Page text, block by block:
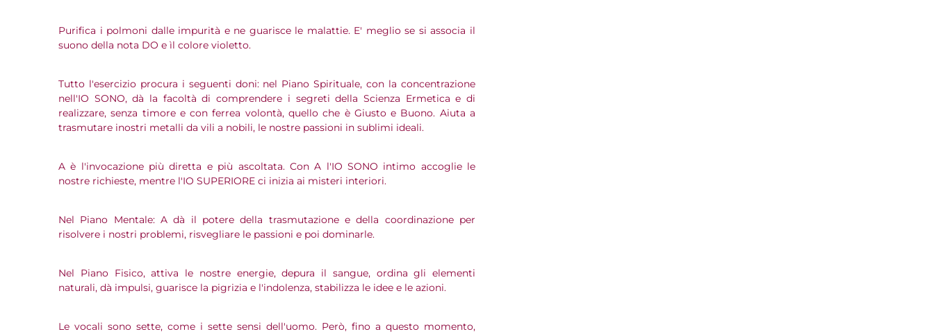
Purifica i polmoni dalle impurità e ne guarisce le malattie. E' meglio se si associa il
suono della nota DO e ìl colore violetto.
Tutto l'esercizio procura i seguenti doni: nel Piano Spirituale, con la concentrazione
nell'IO SONO, dà la facoltà di comprendere i segreti della Scienza Ermetica e di
realizzare, senza timore e con ferrea volontà, quello che è Giusto e Buono. Aiuta a
trasmutare inostri metalli da vili a nobili, le nostre passioni in sublimi ideali.
A è l'invocazione più diretta e più ascoltata. Con A l'IO SONO intimo accoglie le
nostre richieste, mentre l'IO SUPERIORE ci inizia ai misteri interiori.
Nel Piano Mentale: A dà il potere della trasmutazione e della coordinazione per
risolvere i nostri problemi, risvegliare le passioni e poi dominarle.
Nel Piano Fisico, attiva le nostre energie, depura il sangue, ordina gli elementi
naturali, dà impulsi, guarisce la pigrizia e l'indolenza, stabilizza le idee e le azioni.
Le vocali sono sette, come i sette sensi dell'uomo. Però, fino a questo momento,